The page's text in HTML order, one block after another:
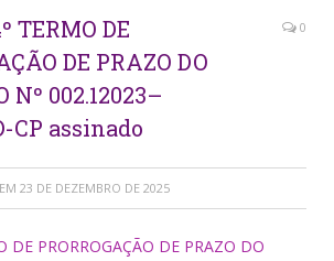
TERMO DE
DE PRAZO DO
Nº 002.12023–
CP assinado
0
EM 23 DE DEZEMBRO DE 2025
DE PRORROGAÇÃO DE PRAZO DO